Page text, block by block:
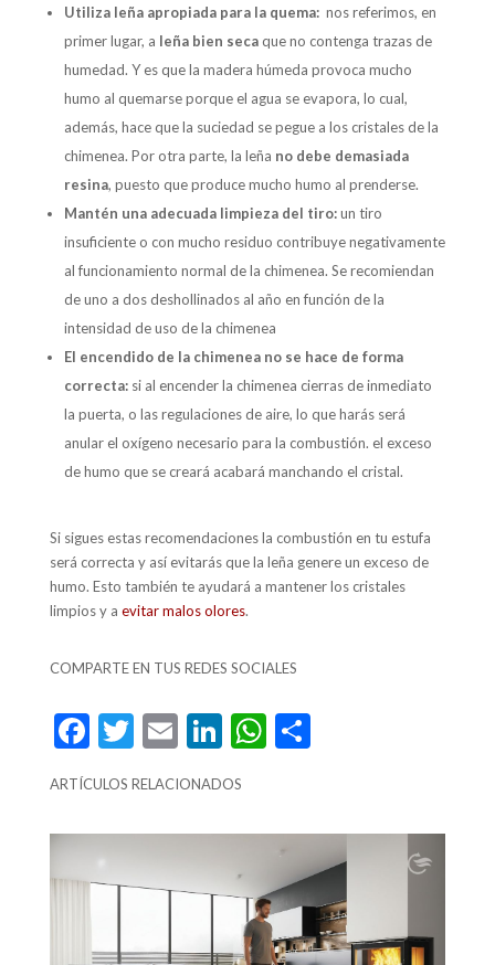
Utiliza leña apropiada para la quema: nos referimos, en
primer lugar, a leña bien secaque no contenga trazas de
humedad. Y es que la madera húmeda provoca mucho
humo al quemarse porque el agua se evapora, lo cual,
además, hace que la suciedad se pegue a los cristales de la
chimenea. Por otra parte, la leña no debe demasiada
resina, puesto que produce mucho humo al prenderse.
Mantén una adecuada limpieza del tiro:un tiro
insuficiente o con mucho residuo contribuye negativamente
al funcionamiento normal de la chimenea. Se recomiendan
de uno a dos deshollinados al año en función de la
intensidad de uso de la chimenea
El encendido de la chimenea no se hace de forma
correcta: si al encender la chimenea cierras de inmediato
la puerta, o las regulaciones de aire, lo que harás será
anular el oxígeno necesario para la combustión. el exceso
de humo que se creará acabará manchando el cristal.
Si sigues estas recomendaciones la combustión en tu estufa
será correcta y así evitarás que la leña genere un exceso de
humo. Esto también te ayudará a mantener los cristales
limpios y a evitar malos olores.
COMPARTE EN TUS REDES SOCIALES
F
e
b
o
k
T
itt
er
E
ai
l
Li
ke
dI
n
W
s
A
p
p
C
p
ar
ti
r
ARTÍCULOS RELACIONADOS